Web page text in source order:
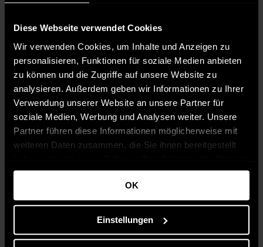
Diese Webseite verwendet Cookies
Wir verwenden Cookies, um Inhalte und Anzeigen zu
personalisieren, Funktionen für soziale Medien anbieten
zu können und die Zugriffe auf unsere Website zu
analysieren. Außerdem geben wir Informationen zu Ihrer
Verwendung unserer Website an unsere Partner für
soziale Medien, Werbung und Analysen weiter. Unsere
Partner führen diese Informationen möglicherweise mit
weiteren Daten zusammen, die Sie ihnen bereitgestellt
gesammelt haben.
OK
Einstellungen